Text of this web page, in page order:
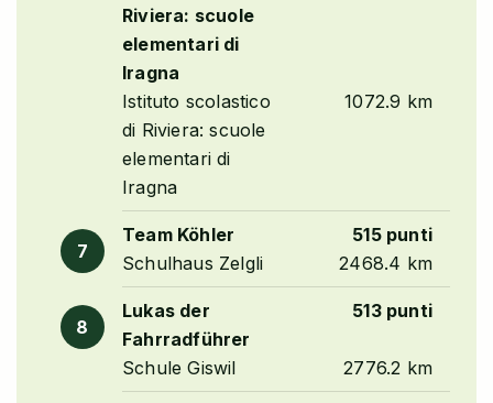
Riviera: scuole
elementari di
Iragna
Istituto scolastico
di Riviera: scuole
elementari di
Iragna
1072.9 km
7
Team Köhler
515 punti
Schulhaus Zelgli
2468.4 km
8
Lukas der
Fahrradführer
513 punti
Schule Giswil 2776.2 km